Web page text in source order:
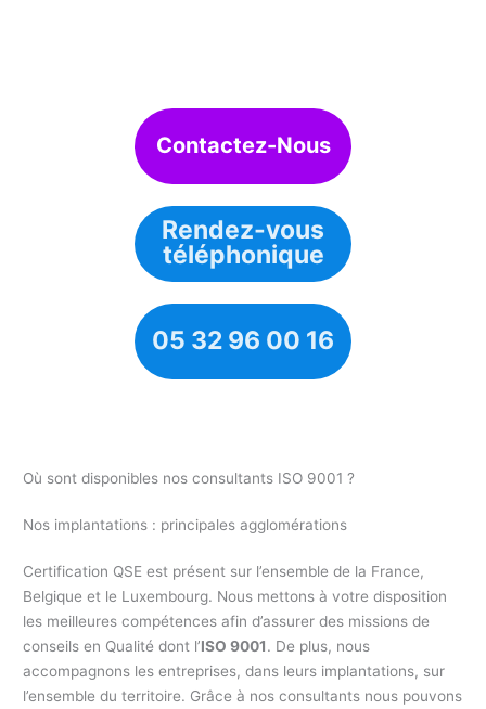
Contactez-Nous
Rendez-vous
téléphonique
05 32 96 00 16
Où sont disponibles nos consultants ISO 9001 ?
Nos implantations : principales agglomérations
Certification QSE est présent sur l’ensemble de la France,
Belgique et le Luxembourg. Nous mettons à votre disposition
les meilleures compétences afin d’assurer des missions de
conseils en Qualité dont l’ISO 9001. De plus, nous
accompagnons les entreprises, dans leurs implantations, sur
l’ensemble du territoire. Grâce à nos consultants nous pouvons